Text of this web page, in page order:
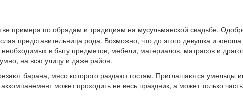
примера по обрядам и традициям на мусульманской свадьбе.
представительница рода. Возможно, что до этого девушка и
необходимых в быту предметов, мебели, материалов, матрасов и
на всю улицу и даже район.
барана, мясо которого раздают гостям. Приглашаются умельцы
может проходить не весь праздник, а может только